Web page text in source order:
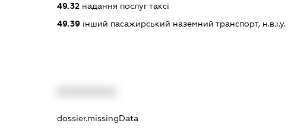
49.32надання послуг таксі
49.39інший пасажирський наземний транспорт, н.в.і.у.
dossier.missingData